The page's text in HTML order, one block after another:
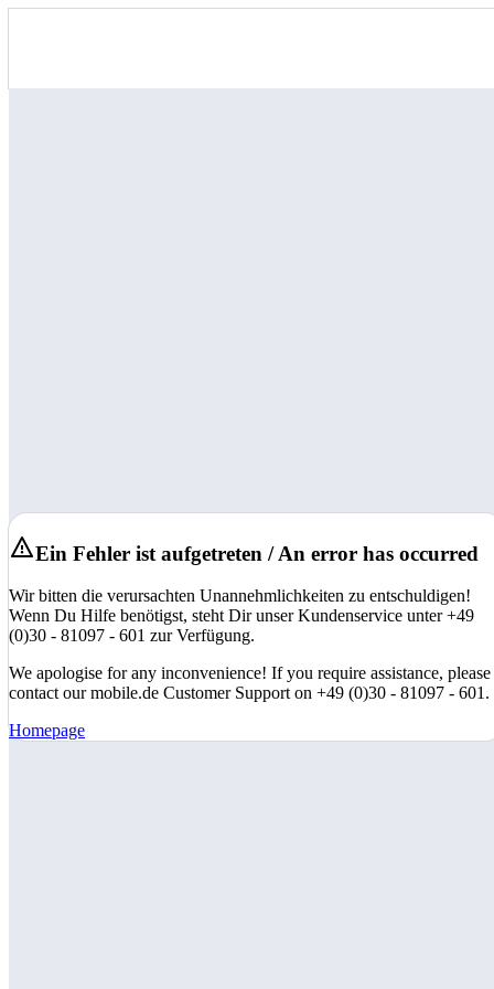
Ein Fehler ist aufgetreten / An error has occurred
Wir bitten die verursachten Unannehmlichkeiten zu entschuldigen!
Wenn Du Hilfe benötigst, steht Dir unser Kundenservice unter +49
(0)30 - 81097 - 601 zur Verfügung.
We apologise for any inconvenience! If you require assistance, please
contact our mobile.de Customer Support on +49 (0)30 - 81097 - 601.
Homepage